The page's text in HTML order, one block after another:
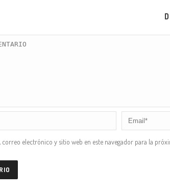
electrónico y sitio web en este navegador para la